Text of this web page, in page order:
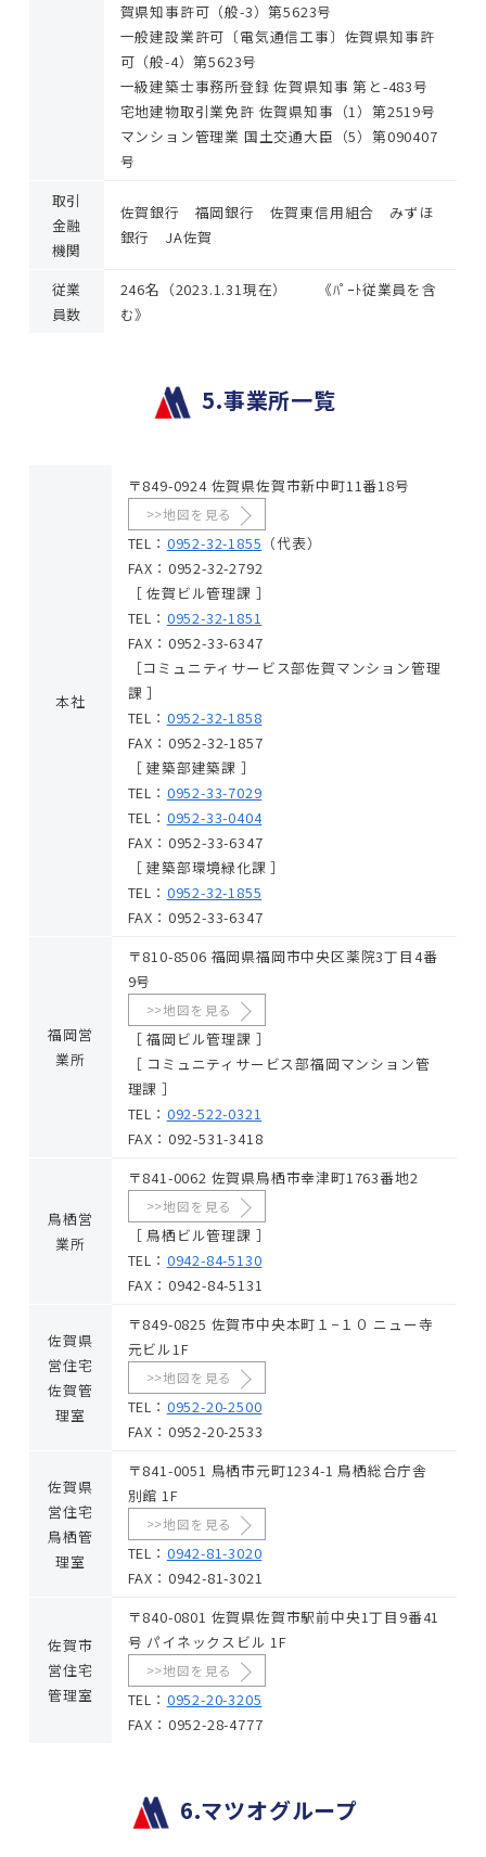
賀県知事許可（般-3）第5623号
一般建設業許可〔電気通信工事〕佐賀県知事許
可（般-4）第5623号
一級建築士事務所登録 佐賀県知事 第と-483号
宅地建物取引業免許 佐賀県知事（1）第2519号
マンション管理業 国土交通大臣（5）第090407
号
取引
金融
機関
佐賀銀行 福岡銀行 佐賀東信用組合 みずほ
銀行 JA佐賀
従業
員数
246名（2023.1.31現在） 《ﾊﾟｰﾄ従業員を含
む》
5.事業所一覧
本社
〒849-0924 佐賀県佐賀市新中町11番18号
>>地図を見る
TEL： 0952-32-1855 （代表）
FAX：0952-32-2792
［ 佐賀ビル管理課 ］
TEL： 0952-32-1851
FAX：0952-33-6347
［コミュニティサービス部佐賀マンション管理
課 ］
TEL： 0952-32-1858
FAX：0952-32-1857
［ 建築部建築課 ］
TEL： 0952-33-7029
TEL： 0952-33-0404
FAX：0952-33-6347
［ 建築部環境緑化課 ］
TEL： 0952-32-1855
FAX：0952-33-6347
福岡営
業所
〒810-8506 福岡県福岡市中央区薬院3丁目4番
9号
>>地図を見る
［ 福岡ビル管理課 ］
［ コミュニティサービス部福岡マンション管
理課 ］
TEL： 092-522-0321
FAX：092-531-3418
鳥栖営
業所
〒841-0062 佐賀県鳥栖市幸津町1763番地2
>>地図を見る
［ 鳥栖ビル管理課 ］
TEL： 0942-84-5130
FAX：0942-84-5131
佐賀県
営住宅
佐賀管
理室
〒849-0825 佐賀市中央本町１−１０ ニュー寺
元ビル1F
>>地図を見る
TEL： 0952-20-2500
FAX：0952-20-2533
佐賀県
営住宅
鳥栖管
理室
〒841-0051 鳥栖市元町1234-1 鳥栖総合庁舎
別館 1F
>>地図を見る
TEL： 0942-81-3020
FAX：0942-81-3021
佐賀市
営住宅
管理室
〒840-0801 佐賀県佐賀市駅前中央1丁目9番41
号 パイネックスビル 1F
>>地図を見る
TEL： 0952-20-3205
FAX：0952-28-4777
6.マツオグループ